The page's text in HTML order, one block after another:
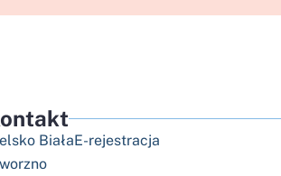
BiałaE-rejestracja